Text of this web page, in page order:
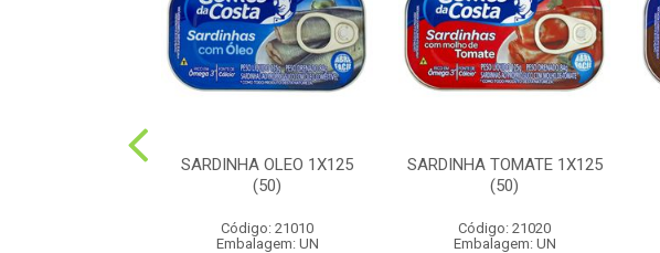
SARDINHA OLEO 1X125
(50)
Código: 21010
Embalagem: UN
SARDINHA TOMATE 1X125
(50)
Código: 21020
Embalagem: UN